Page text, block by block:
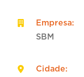
Empresa:
SBM
Cidade: